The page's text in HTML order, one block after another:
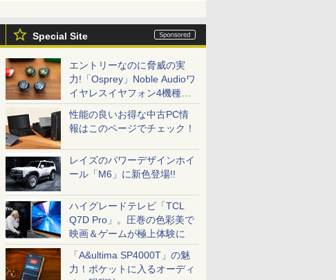
Special Site
エントリーなのに脅威の実
力!「Osprey」Noble Audioワ
イヤレスイヤフォン4機種を
一気に聴く
性能の良いお得な中古PC情
報はこのページでチェック！
レイズのパワーデザインホイ
ール「M6」に新色登場!!
ハイグレードテレビ「TCL
Q7D Pro」。圧巻の色彩美で
映画＆ゲームが極上体験に
「A&ultima SP4000T」の魅
力！ポケットに入るオーディ